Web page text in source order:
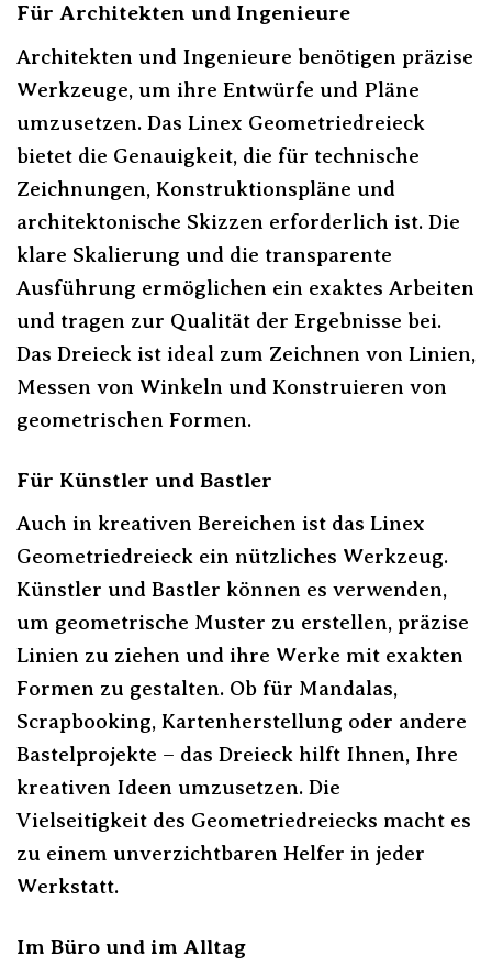
Für Architekten und Ingenieure
Architekten und Ingenieure benötigen präzise
Werkzeuge, um ihre Entwürfe und Pläne
umzusetzen. Das Linex Geometriedreieck
bietet die Genauigkeit, die für technische
Zeichnungen, Konstruktionspläne und
architektonische Skizzen erforderlich ist. Die
klare Skalierung und die transparente
Ausführung ermöglichen ein exaktes Arbeiten
und tragen zur Qualität der Ergebnisse bei.
Das Dreieck ist ideal zum Zeichnen von Linien,
Messen von Winkeln und Konstruieren von
geometrischen Formen.
Für Künstler und Bastler
Auch in kreativen Bereichen ist das Linex
Geometriedreieck ein nützliches Werkzeug.
Künstler und Bastler können es verwenden,
um geometrische Muster zu erstellen, präzise
Linien zu ziehen und ihre Werke mit exakten
Formen zu gestalten. Ob für Mandalas,
Scrapbooking, Kartenherstellung oder andere
Bastelprojekte – das Dreieck hilft Ihnen, Ihre
kreativen Ideen umzusetzen. Die
Vielseitigkeit des Geometriedreiecks macht es
zu einem unverzichtbaren Helfer in jeder
Werkstatt.
Im Büro und im Alltag